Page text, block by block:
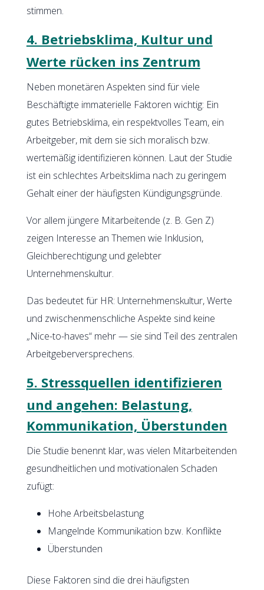
stimmen.
4. Betriebsklima, Kultur und
Werte rücken ins Zentrum
Neben monetären Aspekten sind für viele
Beschäftigte immaterielle Faktoren wichtig: Ein
gutes Betriebsklima, ein respektvolles Team, ein
Arbeitgeber, mit dem sie sich moralisch bzw.
wertemäßig identifizieren können. Laut der Studie
ist ein schlechtes Arbeitsklima nach zu geringem
Gehalt einer der häufigsten Kündigungsgründe.
Vor allem jüngere Mitarbeitende (z. B. Gen Z)
zeigen Interesse an Themen wie Inklusion,
Gleichberechtigung und gelebter
Unternehmenskultur.
Das bedeutet für HR: Unternehmenskultur, Werte
und zwischenmenschliche Aspekte sind keine
„Nice-to-haves“ mehr — sie sind Teil des zentralen
Arbeitgeberversprechens.
5. Stressquellen identifizieren
und angehen: Belastung,
Kommunikation, Überstunden
Die Studie benennt klar, was vielen Mitarbeitenden
gesundheitlichen und motivationalen Schaden
zufügt:
Hohe Arbeitsbelastung
Mangelnde Kommunikation bzw. Konflikte
Überstunden
Diese Faktoren sind die drei häufigsten